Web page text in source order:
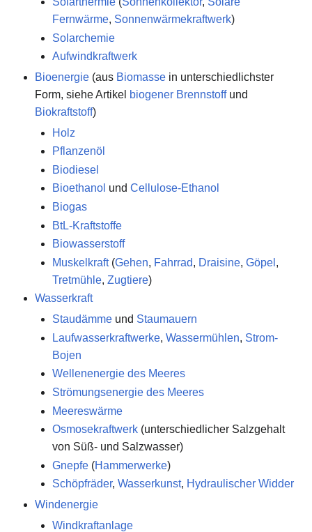
Fernwärme, Sonnenwärmekraftwerk)
Solarchemie
Aufwindkraftwerk
Bioenergie(aus Biomassein unterschiedlichster
Form, siehe Artikel biogener Brennstoffund
Biokraftstoff)
Holz
Pflanzenöl
Biodiesel
Bioethanol undCellulose-Ethanol
Biogas
BtL-Kraftstoffe
Biowasserstoff
Muskelkraft(Gehen, Fahrrad, Draisine,Göpel ,
Tretmühle,Zugtiere)
Wasserkraft
Staudämme und Staumauern
Laufwasserkraftwerke,Wassermühlen, Strom-
Bojen
Wellenenergie des Meeres
Strömungsenergie des Meeres
Meereswärme
Osmosekraftwerk (unterschiedlicher Salzgehalt
von Süß- und Salzwasser)
Gnepfe (Hammerwerke)
Schöpfräder,Wasserkunst, Hydraulischer Widder
Windenergie
Windkraftanlage